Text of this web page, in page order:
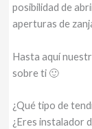
posibilidad de
aperturas de
Hasta aquí
sobre ti 🙂
¿Qué tipo de
¿Eres instalador